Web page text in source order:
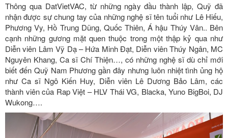
Thông qua DatVietVAC, từ những ngày đầu thành lập, Quỹ đã
nhận được sự chung tay của những nghệ sĩ tên tuổi như Lê Hiếu,
Phương Vy, Hồ Trung Dũng, Quốc Thiên, Á hậu Thúy Vân.. Bên
cạnh những gương mặt quen thuộc trong một thập kỷ qua như
Diễn viên Lâm Vỹ Dạ – Hứa Minh Đạt, Diễn viên Thúy Ngân, MC
Nguyên Khang, Ca sĩ Chí Thiện…, có những nghệ sĩ dù chỉ mới
biết đến Quỹ Nam Phương gần đây nhưng luôn nhiệt tình ủng hộ
như Ca sĩ Ngô Kiến Huy, Diễn viên Lê Dương Bảo Lâm, các
thành viên của Rap Việt – HLV Thái VG, Blacka, Yuno BigBoi, DJ
Wukong….